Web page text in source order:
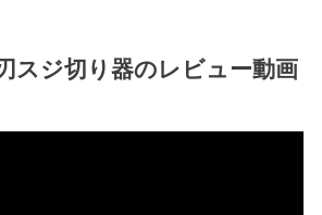
スジ切り器のレビュー動画